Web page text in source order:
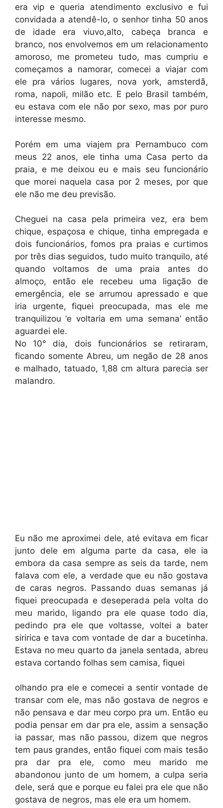
era vip e queria atendimento exclusivo e fui
convidada a atendê-lo, o senhor tinha 50 anos
de idade era viuvo,alto, cabeça branca e
branco, nos envolvemos em um relacionamento
amoroso, me prometeu tudo, mas cumpriu e
começamos a namorar, comecei a viajar com
ele pra vários lugares, nova york, amsterdã,
roma, napoli, milão etc. E pelo Brasil também,
eu estava com ele não por sexo, mas por puro
interesse mesmo.
Porém em uma viajem pra Pernambuco com
meus 22 anos, ele tinha uma Casa perto da
praia, e me deixou eu e mais seu funcionário
que morei naquela casa por 2 meses, por que
ele não me deu previsão.
Cheguei na casa pela primeira vez, era bem
chique, espaçosa e chique, tinha empregada e
dois funcionários, fomos pra praias e curtimos
por três dias seguidos, tudo muito tranquilo, até
quando voltamos de uma praia antes do
almoço, então ele recebeu uma ligação de
emergência, ele se arrumou apressado e que
iria urgente, fiquei preocupada, mas ele me
tranquilizou ‘e voltaria em uma semana’ então
aguardei ele.
No 10° dia, dois funcionários se retiraram,
ficando somente Abreu, um negão de 28 anos
e malhado, tatuado, 1,88 cm altura parecia ser
malandro.
Eu não me aproximei dele, até evitava em ficar
junto dele em alguma parte da casa, ele ia
embora da casa sempre as seis da tarde, nem
falava com ele, a verdade que eu não gostava
de caras negros. Passando duas semanas já
fiquei preocupada e deseperada pela volta do
meu marido, ligando pra ele quase todo dia,
pedindo pra ele que voltasse, voltei a bater
siririca e tava com vontade de dar a bucetinha.
Estava no meu quarto da janela sentada, abreu
estava cortando folhas sem camisa, fiquei
olhando pra ele e comecei a sentir vontade de
transar com ele, mas não gostava de negros e
não pensava e dar meu corpo pra um. Então eu
podia pensar em dar pra ele, assim a sensação
ia passar, mas não passou, dizem que negros
tem paus grandes, então fiquei com mais tesão
pra dar pra ele, como meu marido me
abandonou junto de um homem, a culpa seria
dele, será que e porque eu falei pra ele que não
gostava de negros, mas ele era um homem.